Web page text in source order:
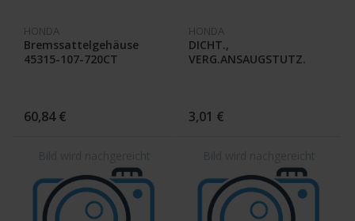
HONDA
Bremssattelgehäuse
45315-107-720CT
60,84 €
HONDA
DICHT.,
VERG.ANSAUGSTUTZ.
3,01 €